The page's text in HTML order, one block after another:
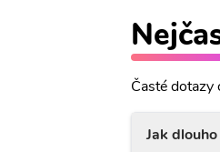
Časté dotazy
Jak